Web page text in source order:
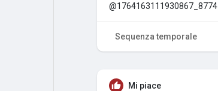
@1764163111930867_8774
Sequenza temporale
Mi piace